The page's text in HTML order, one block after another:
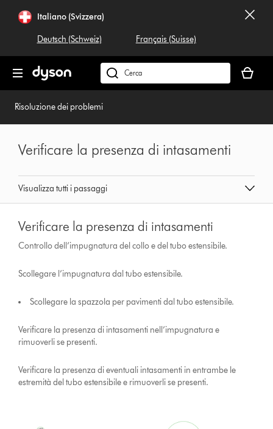
navigazioneItaliano (Svizzera)
Deutsch (Schweiz) Français (Suisse)
Cerca
su
carrello
è
Risoluzione dei problemi
Visualizza tutti i passaggi
Verificare la presenza di intasamenti
Verificare la presenza di intasamenti
Controllo dell’impugnatura del collo e del tubo estensibile.
Scollegare l’impugnatura dal tubo estensibile.
Scollegare la spazzola per pavimenti dal tubo estensibile.
Verificare la presenza di intasamenti nell’impugnatura e
rimuoverli se presenti.
Verificare la presenza di eventuali intasamenti in entrambe le
estremità del tubo estensibile e rimuoverli se presenti.